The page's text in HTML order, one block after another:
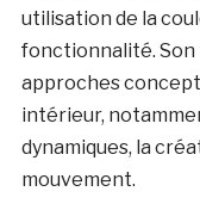
utilisation de la
fonctionnalité.
approches
intérieur,
dynamiques, la
mouvement.